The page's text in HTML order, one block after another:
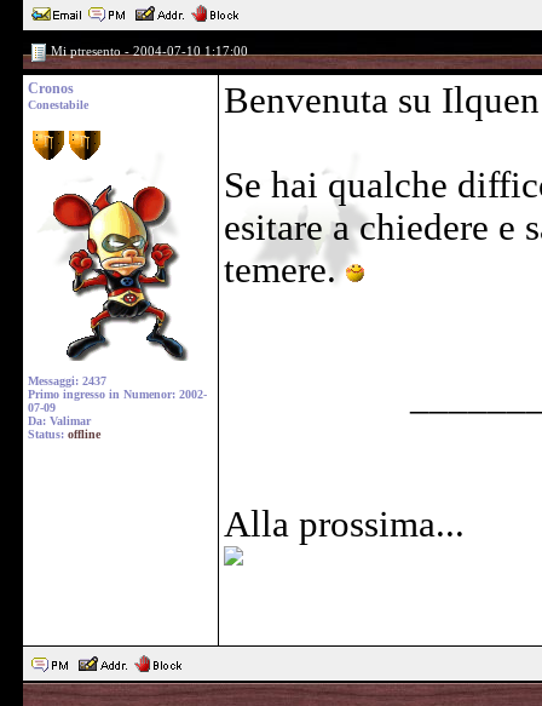
Mi ptresento - 2004-07-10 1:17:00
Cronos
Conestabile
Messaggi: 2437
Primo ingresso in Numenor: 2002-
07-09
Da: Valimar
Status: offline
Benvenuta su
Se hai qualche
esitare a chiedere
temere.
Alla prossima...